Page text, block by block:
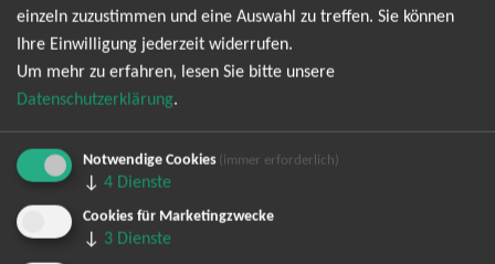
Bereits angemeldet? Hier können Sie sich abmelden ...
einzeln zuzustimmen und eine Auswahl zu treffen. Sie können
Ihre Einwilligung jederzeit widerrufen.
Um mehr zu erfahren, lesen Sie bitte unsere
Datenschutzerklärung.
Notwendige Cookies (immer erforderlich)
↓ 4 Dienste
Cookies für Marketingzwecke
↓ 3 Dienste